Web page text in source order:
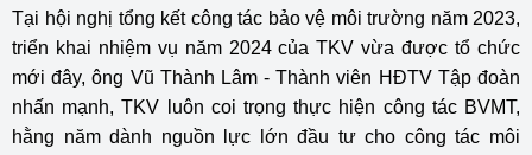
Tại hội nghị tổng kết công tác bảo vệ môi trường năm 2023,
triển khai nhiệm vụ năm 2024 của TKV vừa được tổ chức
mới đây, ông Vũ Thành Lâm - Thành viên HĐTV Tập đoàn
nhấn mạnh, TKV luôn coi trọng thực hiện công tác BVMT,
hằng năm dành nguồn lực lớn đầu tư cho công tác môi